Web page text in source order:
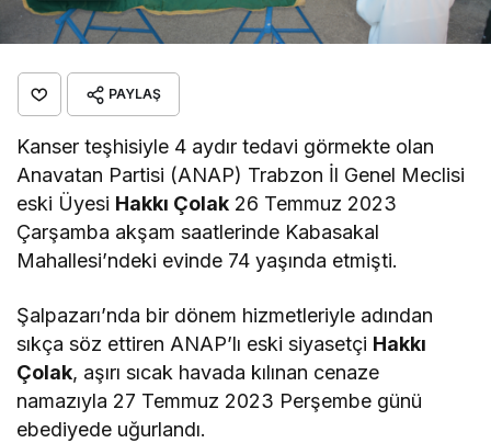
PAYLAŞ
Kanser teşhisiyle 4 aydır tedavi görmekte olan
Anavatan Partisi (ANAP) Trabzon İl Genel Meclisi
eski Üyesi Hakkı Çolak 26 Temmuz 2023
Çarşamba akşam saatlerinde Kabasakal
Mahallesi’ndeki evinde 74 yaşında etmişti.
Şalpazarı’nda bir dönem hizmetleriyle adından
sıkça söz ettiren ANAP’lı eski siyasetçi Hakkı
Çolak, aşırı sıcak havada kılınan cenaze
namazıyla 27 Temmuz 2023 Perşembe günü
ebediyede uğurlandı.